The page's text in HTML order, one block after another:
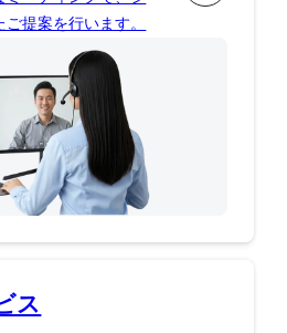
提案を行います。
ス